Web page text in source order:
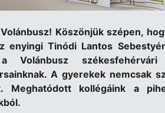
ánbusz! Köszönjük szépen,
enyingi Tinódi Lantos Sebestyé
Volánbusz székesfehérvári
A gyerekek nemcsak
Meghatódott kollégáink a
ól.